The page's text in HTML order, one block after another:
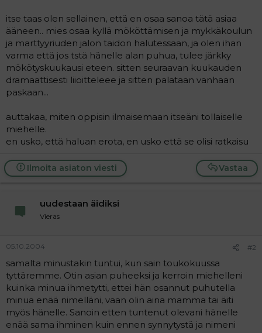
itse taas olen sellainen, että en osaa sanoa tätä asiaa
ääneen.. mies osaa kyllä mököttämisen ja mykkäkoulun
ja marttyyriuden jalon taidon halutessaan, ja olen ihan
varma että jos tstä hänelle alan puhua, tulee järkky
mökötyskuukausi eteen. sitten seuraavan kuukauden
dramaattisesti liioitteleee ja sitten palataan vanhaan
paskaan...
auttakaa, miten oppisin ilmaisemaan itseäni tollaiselle
miehelle.
en usko, että haluan erota, en usko että se olisi ratkaisu
Vastaa
Ilmoita asiaton viesti
uudestaan äidiksi
Vieras
05.10.2004 #2
samalta minustakin tuntui, kun sain toukokuussa
tyttäremme. Otin asian puheeksi ja kerroin miehelleni
kuinka minua ihmetytti, ettei hän osannut puhutella
minua enää nimelläni, vaan olin aina mamma tai äiti
myös hänelle. Sanoin etten tuntenut olevani hänelle
enää sama ihminen kuin ennen synnytystä ja nimeni